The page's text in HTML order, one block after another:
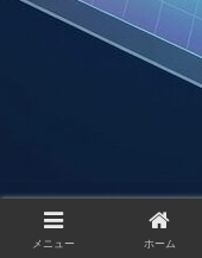
メニュー ホーム